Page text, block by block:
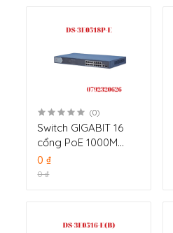
(0)
Switch GIGABIT 16
cổng PoE 1000M
HIKVISION DS-
3E0518P-E
0 ₫
0 ₫